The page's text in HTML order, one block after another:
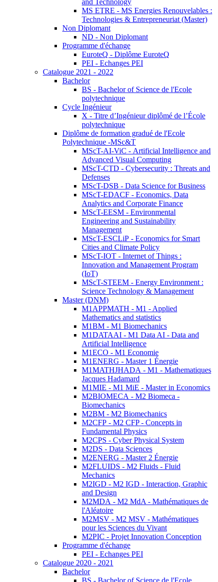
and Technology
MS ETRE - MS Energies Renouvelables :
Technologies & Entrepreneuriat (Master)
Non Diplomant
ND - Non Diplomant
Programme d'échange
EuroteQ - Diplôme EuroteQ
PEI - Echanges PEI
Catalogue 2021 - 2022
Bachelor
BS - Bachelor of Science de l'Ecole
polytechnique
Cycle Ingénieur
X - Titre d’Ingénieur diplômé de l’École
polytechnique
Diplôme de formation gradué de l'Ecole
Polytechnique -MSc&T
MScT-AI-ViC - Artificial Intelligence and
Advanced Visual Computing
MScT-CTD - Cybersecurity : Threats and
Defenses
MScT-DSB - Data Science for Business
MScT-EDACF - Economics, Data
Analytics and Corporate Finance
MScT-EESM - Environmental
Engineering and Sustainability
Management
MScT-ESCLiP - Economics for Smart
Cities and Climate Policy
MScT-IOT - Internet of Things :
Innovation and Management Program
(IoT)
MScT-STEEM - Energy Environment :
Science Technology & Management
Master (DNM)
M1APPMATH - M1 - Applied
Mathematics and statistics
M1BM - M1 Biomechanics
M1DATAAI - M1 Data AI - Data and
Artificial Intelligence
M1ECO - M1 Economie
M1ENERG - Master 1 Énergie
M1MATHJHADA - M1 - Mathematiques
Jacques Hadamard
M1MIE - M1 MiE - Master in Economics
M2BIOMECA - M2 Biomeca -
Biomechanics
M2BM - M2 Biomechanics
M2CFP - M2 CFP - Concepts in
Fundamental Physics
M2CPS - Cyber Physical System
M2DS - Data Sciences
M2ENERG - Master 2 Énergie
M2FLUIDS - M2 Fluids - Fluid
Mechanics
M2IGD - M2 IGD - Interaction, Graphic
and Design
M2MDA - M2 MdA - Mathématiques de
l'Aléatoire
M2MSV - M2 MSV - Mathématiques
pour les Sciences du Vivant
M2PIC - Projet Innovation Conception
Programme d'échange
PEI - Echanges PEI
Catalogue 2020 - 2021
Bachelor
BS - Bachelor of Science de l'Ecole